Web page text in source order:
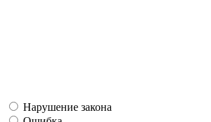
Нарушение закона